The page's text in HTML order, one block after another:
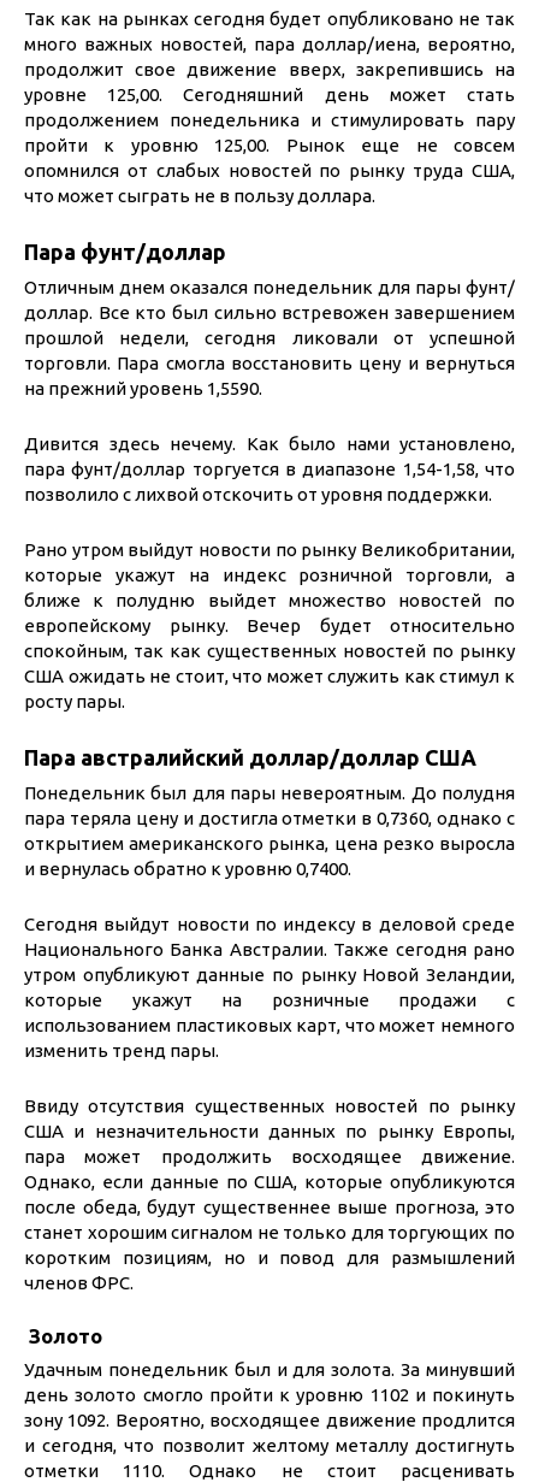
Так как на рынках сегодня будет опубликовано не так
много важных новостей, пара доллар/иена, вероятно,
продолжит свое движение вверх, закрепившись на
уровне 125,00. Сегодняшний день может стать
продолжением понедельника и стимулировать пару
пройти к уровню 125,00. Рынок еще не совсем
опомнился от слабых новостей по рынку труда США,
что может сыграть не в пользу доллара.
Пара фунт/доллар
Отличным днем оказался понедельник для пары фунт/
доллар. Все кто был сильно встревожен завершением
прошлой недели, сегодня ликовали от успешной
торговли. Пара смогла восстановить цену и вернуться
на прежний уровень 1,5590.
Дивится здесь нечему. Как было нами установлено,
пара фунт/доллар торгуется в диапазоне 1,54-1,58, что
позволило с лихвой отскочить от уровня поддержки.
Рано утром выйдут новости по рынку Великобритании,
которые укажут на индекс розничной торговли, а
ближе к полудню выйдет множество новостей по
европейскому рынку. Вечер будет относительно
спокойным, так как существенных новостей по рынку
США ожидать не стоит, что может служить как стимул к
росту пары.
Пара австралийский доллар/доллар США
Понедельник был для пары невероятным. До полудня
пара теряла цену и достигла отметки в 0,7360, однако с
открытием американского рынка, цена резко выросла
и вернулась обратно к уровню 0,7400.
Сегодня выйдут новости по индексу в деловой среде
Национального Банка Австралии. Также сегодня рано
утром опубликуют данные по рынку Новой Зеландии,
которые укажут на розничные продажи с
использованием пластиковых карт, что может немного
изменить тренд пары.
Ввиду отсутствия существенных новостей по рынку
США и незначительности данных по рынку Европы,
пара может продолжить восходящее движение.
Однако, если данные по США, которые опубликуются
после обеда, будут существеннее выше прогноза, это
станет хорошим сигналом не только для торгующих по
коротким позициям, но и повод для размышлений
членов ФРС.
Золото
Удачным понедельник был и для золота. За минувший
день золото смогло пройти к уровню 1102 и покинуть
зону 1092. Вероятно, восходящее движение продлится
и сегодня, что позволит желтому металлу достигнуть
отметки 1110. Однако не стоит расценивать